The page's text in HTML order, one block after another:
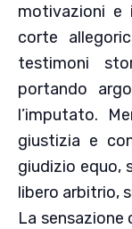
motivazioni e
corte
testimoni
portando
l’imputato.
giustizia e
giudizio equo,
libero arbitrio,
La sensazione